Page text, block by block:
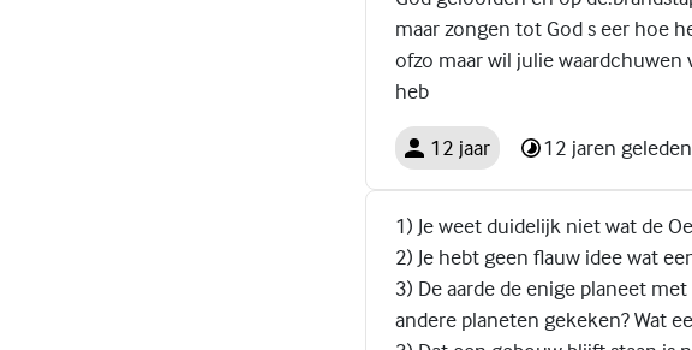
maar zongen tot God s eer hoe
ofzo maar wil julie waardchuwen
heb
12 jaar 12 jaren geleden
1) Je weet duidelijk niet wat de
2) Je hebt geen flauw idee wat
3) De aarde de enige planeet
andere planeten gekeken? Wat